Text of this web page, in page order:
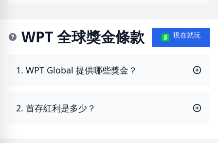
WPT 全球獎金條款 現在就玩
1. WPT Global 提供哪些獎金？
2. 首存紅利是多少？